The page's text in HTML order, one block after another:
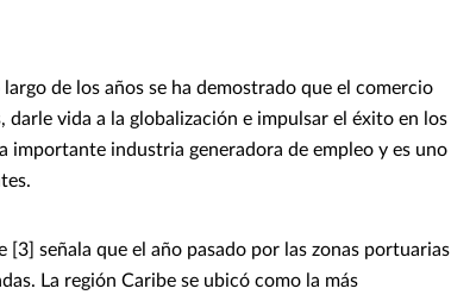
de los años se ha demostrado que el comercio
vida a la globalización e impulsar el éxito en los
importante industria generadora de empleo y es uno
[3] señala que el año pasado por las zonas portuarias
La región Caribe se ubicó como la más